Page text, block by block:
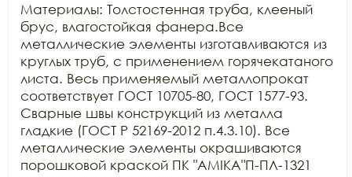
Материалы: Толстостенная труба, клееный
брус, влагостойкая фанера.Все
металлические элементы изготавливаются из
круглых труб, с применением горячекатаного
листа. Весь применяемый металлопрокат
соответствует ГОСТ 10705-80, ГОСТ 1577-93.
Сварные швы конструкций из металла
гладкие (ГОСТ Р 52169-2012 п.4.3.10). Все
металлические элементы окрашиваются
порошковой краской ПК "АМIKA"П-ПЛ-1321